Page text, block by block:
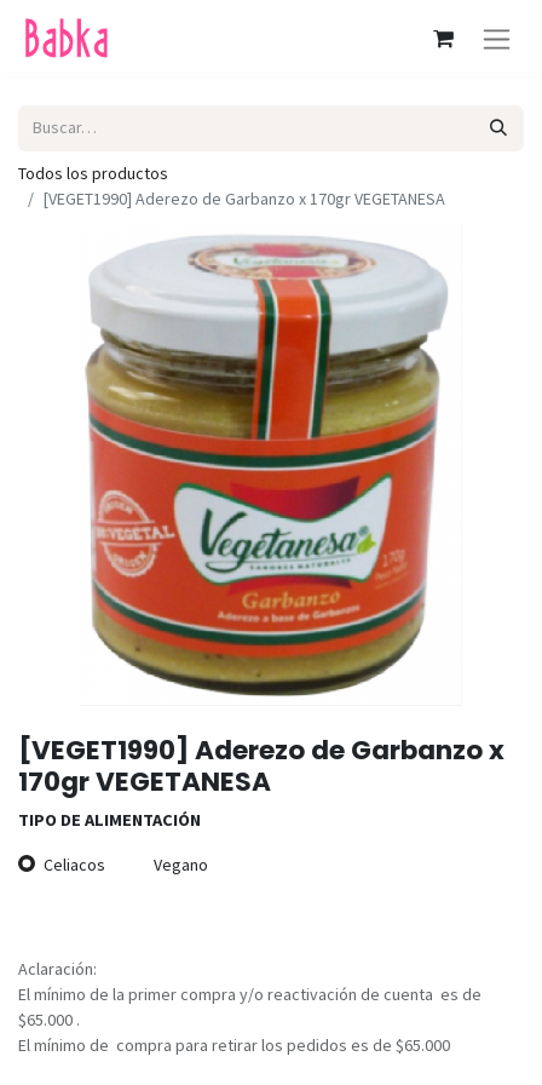
Todos los productos
[VEGET1990] Aderezo de Garbanzo x 170gr VEGETANESA
[VEGET1990] Aderezo de Garbanzo x
170gr VEGETANESA
TIPO DE ALIMENTACIÓN
Celiacos Vegano
Aclaración:
El mínimo de la primer compra y/o reactivación de cuenta es de
$65.000 .
El mínimo de compra para retirar los pedidos es de $65.000